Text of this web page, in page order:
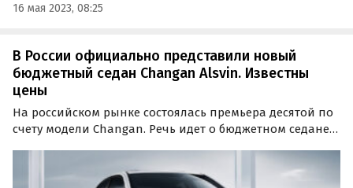
16 мая 2023, 08:25
В России официально представили новый
бюджетный седан Changan Alsvin. Известны
цены
На российском рынке состоялась премьера десятой по
счету модели Changan. Речь идет о бюджетном седане